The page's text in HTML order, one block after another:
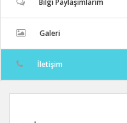
Bilgi Paylaşımlarım
Galeri
İletişim